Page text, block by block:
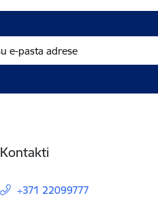
Kontakti
+371 22099777